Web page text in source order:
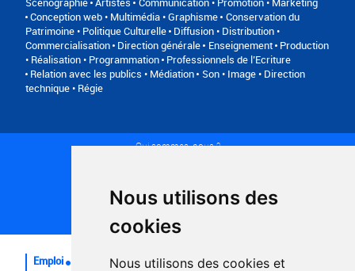
Nous utilisons des
cookies
Nous utilisons des cookies et
Conception web • Multimédia • Graphisme Conservation du
Patrimoine • Politique Culturelle Diffusion • Distribution •
Commercialisation Direction générale Enseignement Production
• Réalisation • Programmation Professionnels de l’Ecriture
Relation avec les publics • Médiation
Son • Image • Direction
technique • Régie
Qui sommes-nous ?
Plan du site
FAQ recruteurs
FAQ
Emploi